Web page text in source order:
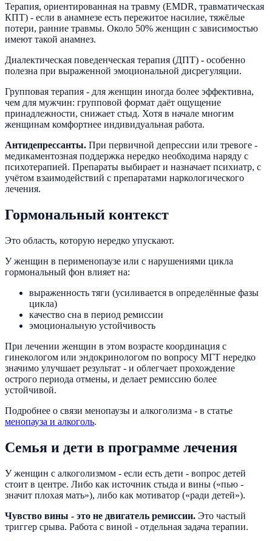
Терапия, ориентированная на травму (EMDR, травматическая
КПТ) - если в анамнезе есть пережитое насилие, тяжёлые
потери, ранние травмы. Около 50% женщин с зависимостью
имеют такой анамнез.
Диалектическая поведенческая терапия (ДПТ) - особенно
полезна при выраженной эмоциональной дисрегуляции.
Групповая терапия - для женщин иногда более эффективна,
чем для мужчин: групповой формат даёт ощущение
принадлежности, снижает стыд. Хотя в начале многим
женщинам комфортнее индивидуальная работа.
Антидепрессанты. При первичной депрессии или тревоге -
медикаментозная поддержка нередко необходима наряду с
психотерапией. Препараты выбирает и назначает психиатр, с
учётом взаимодействий с препаратами наркологического
лечения.
Гормональный контекст
Это область, которую нередко упускают.
У женщин в перименопаузе или с нарушениями цикла
гормональный фон влияет на:
выраженность тяги (усиливается в определённые фазы
цикла)
качество сна в период ремиссии
эмоциональную устойчивость
При лечении женщин в этом возрасте координация с
гинекологом или эндокринологом по вопросу МГТ нередко
значимо улучшает результат - и облегчает прохождение
острого периода отмены, и делает ремиссию более
устойчивой.
Подробнее о связи менопаузы и алкоголизма - в статье
менопауза и алкоголь.
Семья и дети в программе лечения
У женщин с алкоголизмом - если есть дети - вопрос детей
стоит в центре. Либо как источник стыда и вины («пью -
значит плохая мать»), либо как мотиватор («ради детей»).
Чувство вины - это не двигатель ремиссии. Это частый
триггер срыва. Работа с виной - отдельная задача терапии.